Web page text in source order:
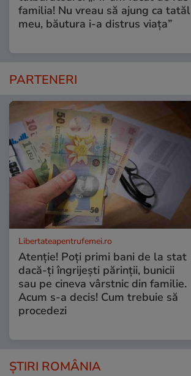
familia! Nu vreau să ajung ca tatăl
meu, băutura i-a distrus viața”
PARTENERI
Libertateapentrufemei.ro
Atenție! Poți primi bani de la stat
dacă-ți îngrijești părinții, bunicii
sau pe cineva vârstnic din familie.
Acum s-a decis! Cum trebuie să
procedezi
ȘTIRI ROMÂNIA